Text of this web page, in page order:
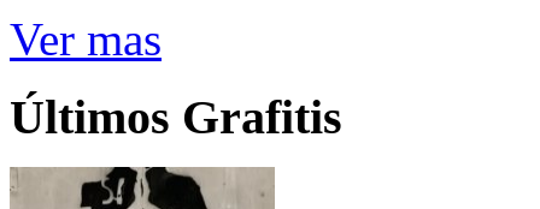
Ver mas
Últimos Grafitis